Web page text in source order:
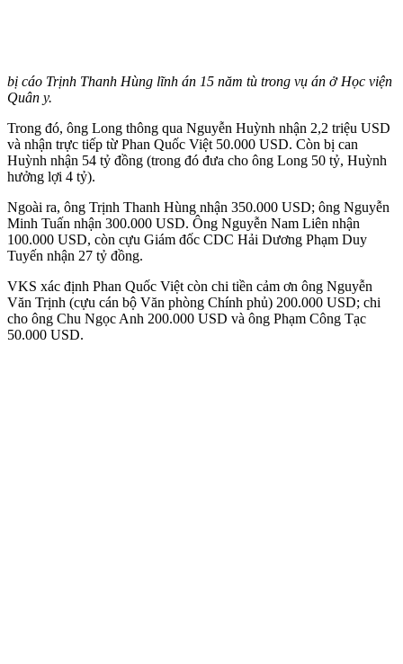
bị cáo Trịnh Thanh Hùng lĩnh án 15 năm tù trong vụ án ở Học viện
Quân y.
Trong đó, ông Long thông qua Nguyễn Huỳnh nhận 2,2 triệu USD
và nhận trực tiếp từ Phan Quốc Việt 50.000 USD. Còn bị can
Huỳnh nhận 54 tỷ đồng (trong đó đưa cho ông Long 50 tỷ, Huỳnh
hưởng lợi 4 tỷ).
Ngoài ra, ông Trịnh Thanh Hùng nhận 350.000 USD; ông Nguyễn
Minh Tuấn nhận 300.000 USD. Ông Nguyễn Nam Liên nhận
100.000 USD, còn cựu Giám đốc CDC Hải Dương Phạm Duy
Tuyến nhận 27 tỷ đồng.
VKS xác định Phan Quốc Việt còn chi tiền cảm ơn ông Nguyễn
Văn Trịnh (cựu cán bộ Văn phòng Chính phủ) 200.000 USD; chi
cho ông Chu Ngọc Anh 200.000 USD và ông Phạm Công Tạc
50.000 USD.